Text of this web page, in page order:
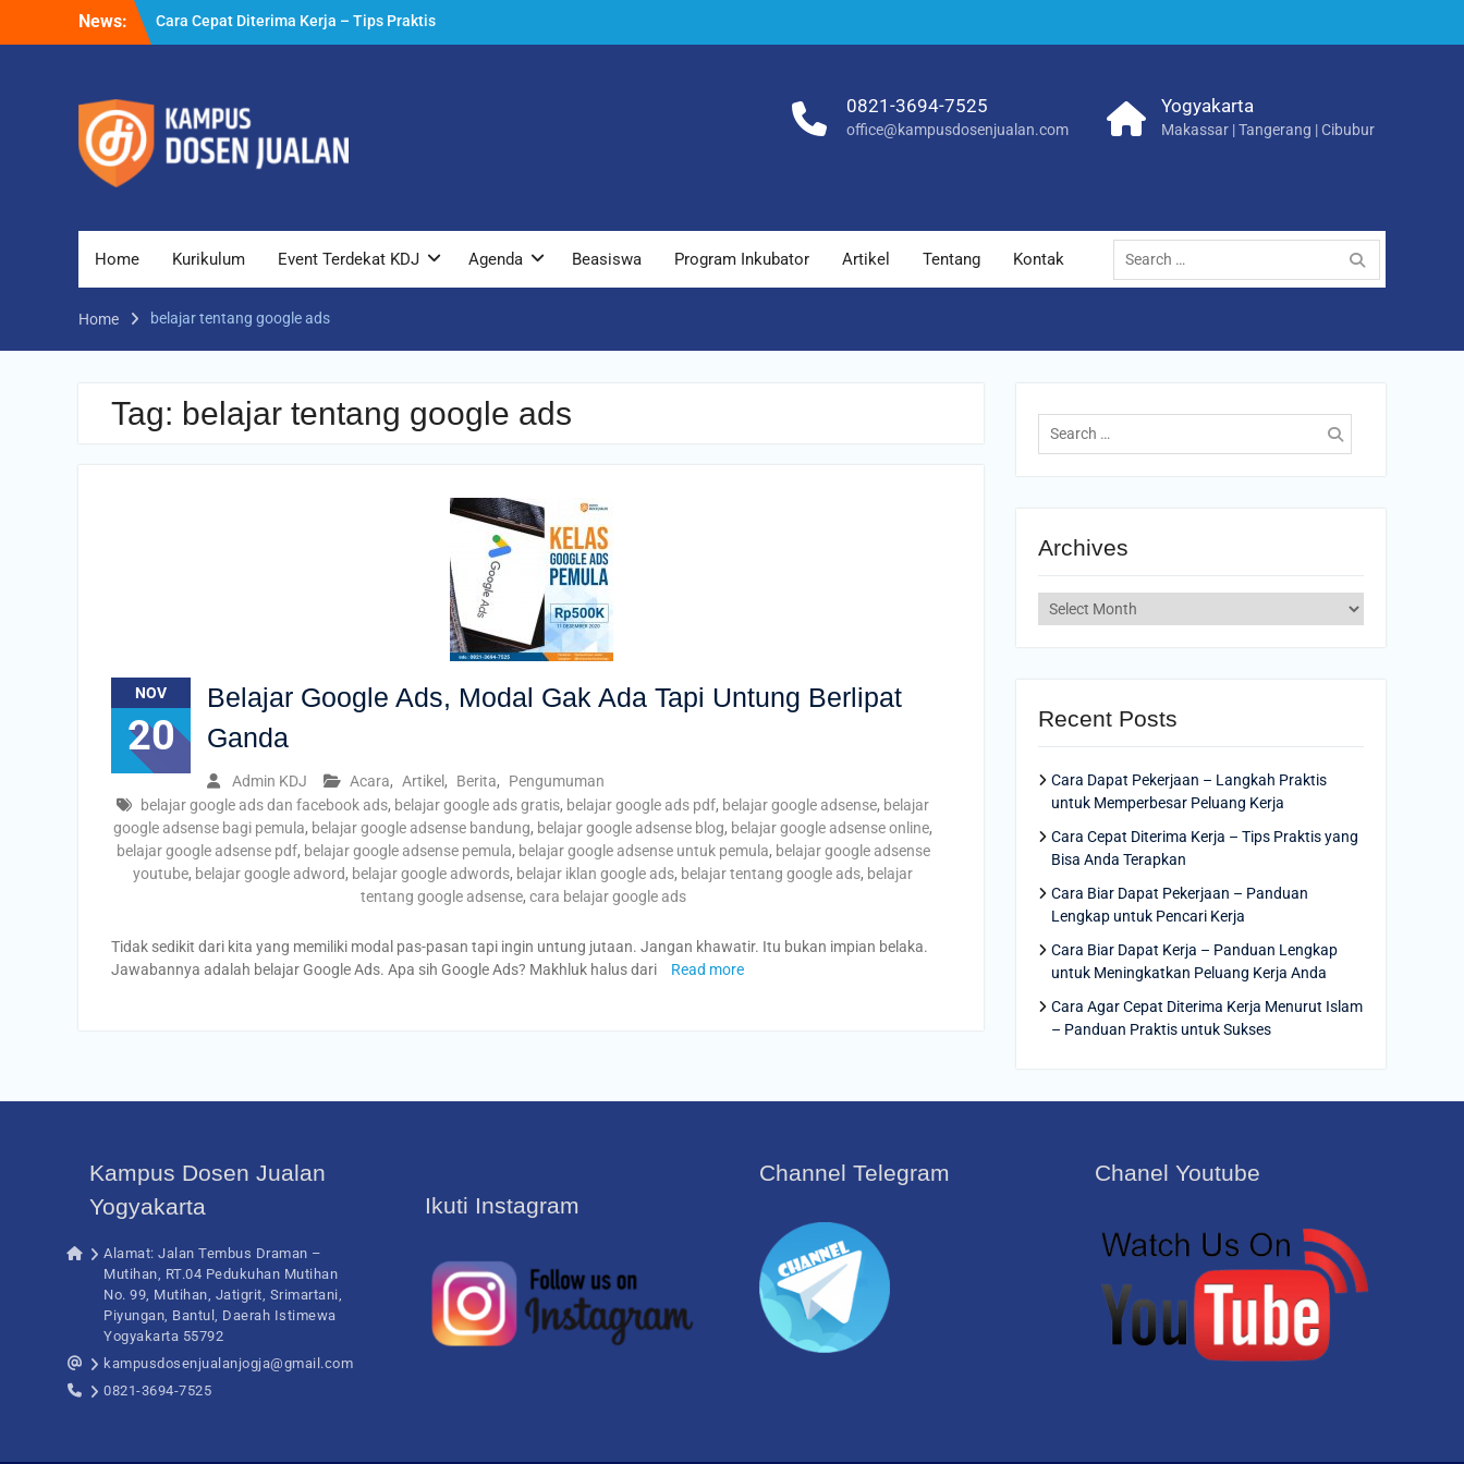
News:
Cara Cepat Diterima Kerja – Tips Praktis
yang Bisa Anda Terapkan
Cara Dapat Pekerjaan – Langkah Praktis
untuk Memperbesar Peluang Kerja
0821-3694-7525
office@kampusdosenjualan.com
Yogyakarta
Makassar | Tangerang | Cibubur
Home Kurikulum Event Terdekat KDJ Agenda Beasiswa Program Inkubator Artikel Tentang Kontak
Search
for:
Home belajar tentang google ads
Tag: belajar tentang google ads
NOV
20
Belajar Google Ads, Modal Gak Ada Tapi Untung Berlipat
Ganda
Admin KDJ Acara, Artikel , Berita,
Pengumuman
belajar google ads dan facebook ads, belajar google ads gratis, belajar google ads pdf, belajar google adsense, belajar
google adsense bagi pemula, belajar google adsense bandung, belajar google adsense blog, belajar google adsense online,
belajar google adsense pdf, belajar google adsense pemula, belajar google adsense untuk pemula, belajar google adsense
youtube, belajar google adword, belajar google adwords, belajar iklan google ads, belajar tentang google ads, belajar
tentang google adsense, cara belajar google ads
Tidak sedikit dari kita yang memiliki modal pas-pasan tapi ingin untung jutaan. Jangan khawatir. Itu bukan impian belaka.
Jawabannya adalah belajar Google Ads. Apa sih Google Ads? Makhluk halus dari
Read more
Search
for:
Archives
Archives
Recent Posts
Cara Dapat Pekerjaan – Langkah Praktis
untuk Memperbesar Peluang Kerja
Cara Cepat Diterima Kerja – Tips Praktis yang
Bisa Anda Terapkan
Cara Biar Dapat Pekerjaan – Panduan
Lengkap untuk Pencari Kerja
Cara Biar Dapat Kerja – Panduan Lengkap
untuk Meningkatkan Peluang Kerja Anda
Cara Agar Cepat Diterima Kerja Menurut Islam
– Panduan Praktis untuk Sukses
Kampus Dosen Jualan
Yogyakarta
Alamat: Jalan Tembus Draman –
Mutihan, RT.04 Pedukuhan Mutihan
No. 99, Mutihan, Jatigrit, Srimartani,
Piyungan, Bantul, Daerah Istimewa
Yogyakarta 55792
kampusdosenjualanjogja@gmail.com
0821-3694-7525
Ikuti Instagram
Channel Telegram Chanel Youtube